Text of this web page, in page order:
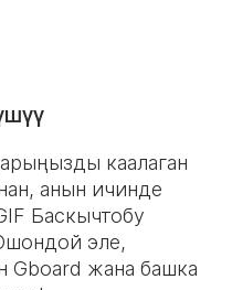
каалаган
анын ичинде
Баскычтобу
эле,
Gboard жана башка